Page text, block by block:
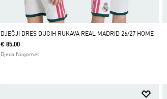
DJEČJI DRES DUGIH RUKAVA REAL MADRID 26/27 HOME
€ 85.00
Djeca Nogomet